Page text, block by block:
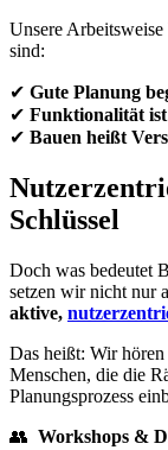
Unsere
sind:
✔ Gute Planung
✔ Funktionalität
✔ Bauen heißt
Schlüssel
Doch was bedeutet
setzen wir nicht nur
aktive,
Das heißt: Wir
Menschen, die die
Planungsprozess
👥 Workshops &